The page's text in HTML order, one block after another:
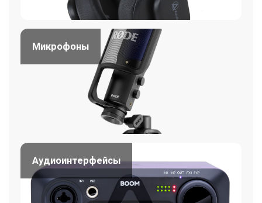
Микрофоны
Аудиоинтерфейсы